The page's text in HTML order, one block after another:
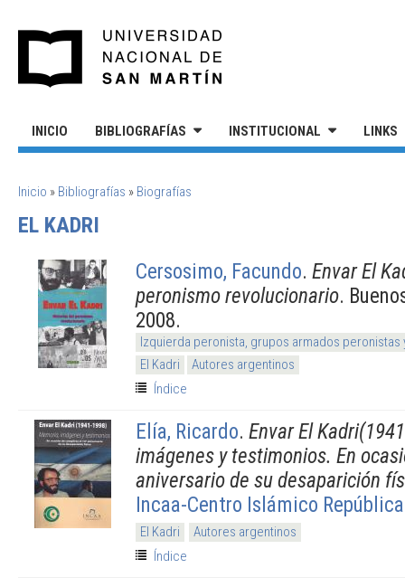
INICIO BIBLIOGRAFÍAS INSTITUCIONAL LINKS
SE ENCUENTRA USTED AQUÍ
Inicio » Bibliografías » Biografías
EL KADRI
Cersosimo, Facundo. Envar El
peronismo revolucionario.
2008.
Izquierda peronista, grupos armados
El Kadri
Autores argentinos
Índice
Elía, Ricardo. Envar El
imágenes y testimonios. En
aniversario de su desaparición
Incaa-Centro Islámico
El Kadri
Autores argentinos
Índice